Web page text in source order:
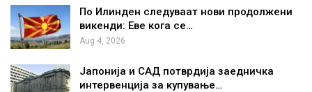
По Илинден следуваат нови продолжени
викенди: Еве кога се…
Aug 4, 2026
Јапонија и САД потврдија заедничка
интервенција за купување…